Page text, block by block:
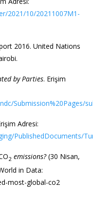
2021/10/20211007M1-
2016. United Nations
by Parties. Erişim
Submission%20Pages/
Adresi:
PublishedDocuments/
2 emissions?(30 Nisan,
in Data:
most-global-co2